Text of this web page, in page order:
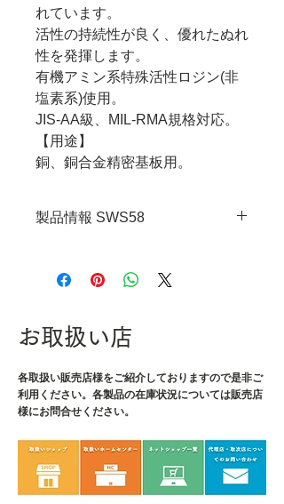
れています。
活性の持続性が良く、優れたぬれ
性を発揮します。
有機アミン系特殊活性ロジン(非
塩素系)使用。
JIS-AA級、MIL-RMA規格対応。
【用途】
銅、銅合金精密基板用。
製品情報 SWS58
・線径：0.8mm
・フラックス含有量：1.7%
・絶縁抵抗値：2×10¹³(常態)、
2×10¹²(加湿後)Ω
・重量：500g
お取扱い店
各取扱い販売店様をご紹介しておりますので是非ご
利用ください。各製品の在庫状況については販売店
様にお問合せください。